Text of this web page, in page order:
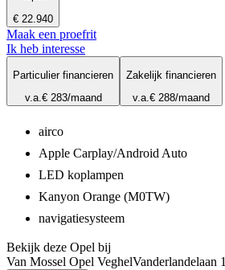
€ 22.940
Maak een proefrit
Ik heb interesse
Particulier financieren
v.a.€ 283/maand
Zakelijk financieren
v.a.€ 288/maand
airco
Apple Carplay/Android Auto
LED koplampen
Kanyon Orange (M0TW)
navigatiesysteem
Bekijk deze Opel bij
Van Mossel Opel VeghelVanderlandelaan 1